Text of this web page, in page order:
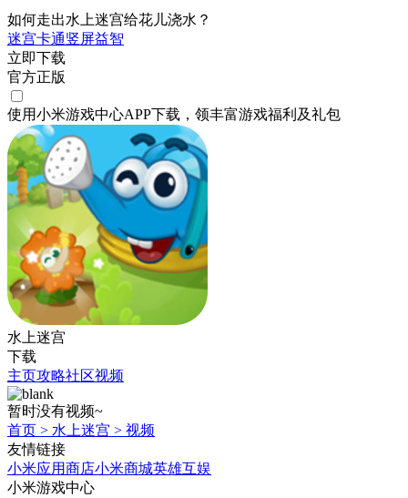
如何走出水上迷宫给花儿浇水？
迷宫卡通竖屏益智
立即下载
官方正版
使用小米游戏中心APP下载 ，领丰富游戏福利 及礼包
水上迷宫
下载
主页攻略社区视频
暂时没有视频~
首页 > 水上迷宫 > 视频
友情链接
小米应用商店小米商城英雄互娱
小米游戏中心